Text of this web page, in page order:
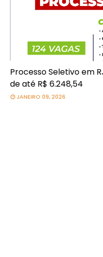
Processo Seletivo em
de até R$ 6.248,54
JANEIRO 09, 2026